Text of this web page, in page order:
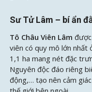
Sư Tử Lâm – bí ẩn
Tô Châu Viên Lâm
viên có quy mô lớn nhất
1,1 ha mang nét đặc
Nguyên độc đáo riêng
động,… tạo nên cảm